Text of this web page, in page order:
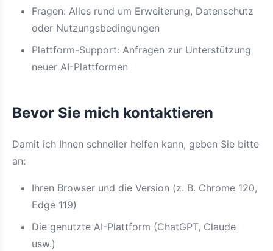
Fragen: Alles rund um Erweiterung, Datenschutz
oder Nutzungsbedingungen
Plattform-Support: Anfragen zur Unterstützung
neuer AI-Plattformen
Bevor Sie mich kontaktieren
Damit ich Ihnen schneller helfen kann, geben Sie bitte
an:
Ihren Browser und die Version (z. B. Chrome 120,
Edge 119)
Die genutzte AI-Plattform (ChatGPT, Claude
usw.)